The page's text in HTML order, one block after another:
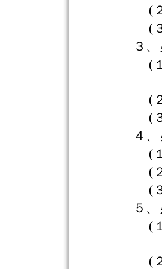
(
(
３、
(
(
(
４、
(
(
(
５、
(
(